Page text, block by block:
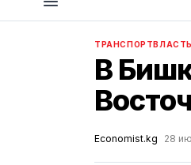
ТРАНСПОРТВЛАСТЬ
В
Economist.kg 28